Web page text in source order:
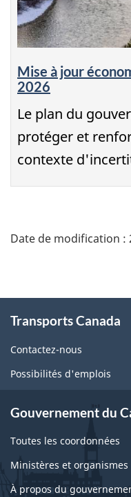
Mise à jour
2026
Le plan du
protéger et
contexte
Date de modification :
this
Transports Canada
Contactez-nous
Possibilités d'emplois
Gouvernement du
Toutes les coordonnées
Ministères et organismes
À propos du